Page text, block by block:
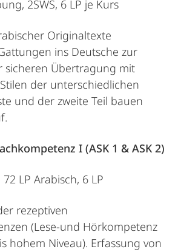
2SWS, 6 LP je Kurs
Originaltexte
ins Deutsche zur
sicheren Übertragung mit
der unterschiedlichen
und der zweite Teil bauen
I (ASK 1 & ASK 2)
LP Arabisch, 6 LP
rezeptiven
(Lese-und Hörkompetenz
hohem Niveau). Erfassung von